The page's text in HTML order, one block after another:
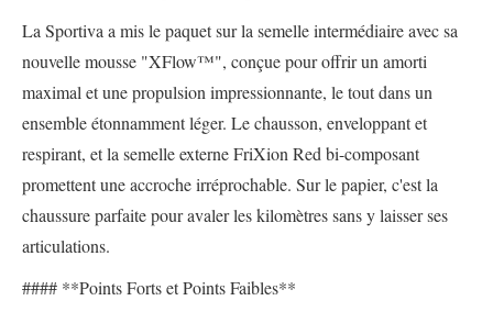
La Sportiva a mis le paquet sur la semelle intermédiaire avec sa
nouvelle mousse "XFlow™", conçue pour offrir un amorti
maximal et une propulsion impressionnante, le tout dans un
ensemble étonnamment léger. Le chausson, enveloppant et
respirant, et la semelle externe FriXion Red bi-composant
promettent une accroche irréprochable. Sur le papier, c'est la
chaussure parfaite pour avaler les kilomètres sans y laisser ses
articulations.
#### **Points Forts et Points Faibles**